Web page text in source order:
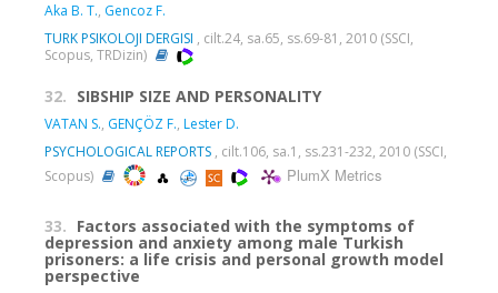
Aka B. T., Gencoz F.
TURK PSIKOLOJI DERGISI , cilt.24, sa.65, ss.69-81, 2010 (SSCI,
Scopus, TRDizin)
32. SIBSHIP SIZE AND PERSONALITY
VATAN S., GENÇÖZ F., Lester D.
PSYCHOLOGICAL REPORTS , cilt.106, sa.1, ss.231-232, 2010 (SSCI,
Scopus)
PlumX Metrics
33. Factors associated with the symptoms of
depression and anxiety among male Turkish
prisoners: a life crisis and personal growth model
perspective